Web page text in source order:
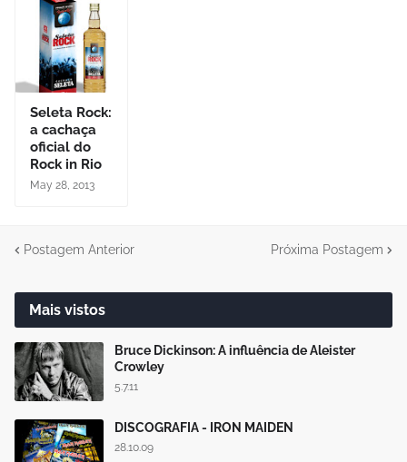
Seleta Rock:
a cachaça
oficial do
Rock in Rio
May 28, 2013
Postagem Anterior Próxima Postagem
Mais vistos
Bruce Dickinson: A influência de Aleister
Crowley
5.7.11
DISCOGRAFIA - IRON MAIDEN
28.10.09